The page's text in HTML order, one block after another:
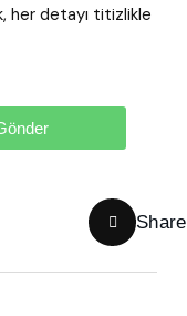
her detayı titizlikle
Share